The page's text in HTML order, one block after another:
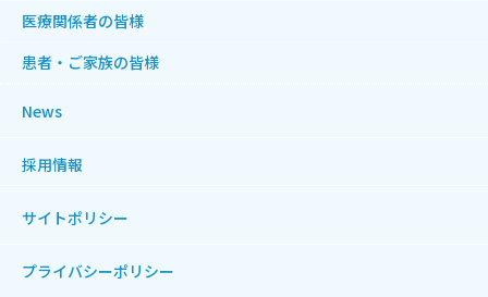
医療関係者の皆様
患者・ご家族の皆様
News
採用情報
サイトポリシー
プライバシーポリシー